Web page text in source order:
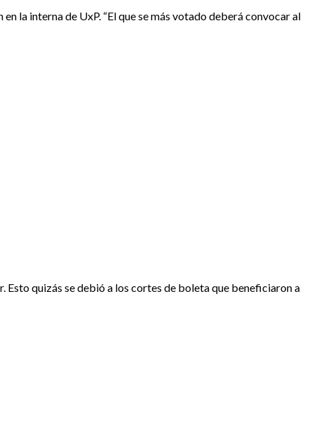
en la interna de UxP. “El que se más votado deberá convocar al
Esto quizás se debió a los cortes de boleta que beneficiaron a